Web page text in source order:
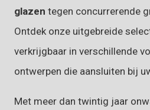
glazen tegen concurrerende
Ontdek onze uitgebreide
verkrijgbaar in verschillende
ontwerpen die aansluiten bij
Met meer dan twintig jaar